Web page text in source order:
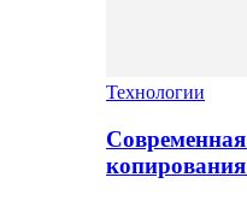
Технологии
Современная